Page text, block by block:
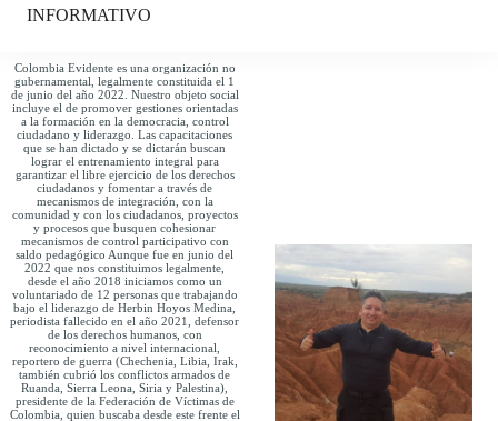
INFORMATIVO
Colombia Evidente es una organización no
gubernamental, legalmente constituida el 1
de junio del año 2022. Nuestro objeto social
incluye el de promover gestiones orientadas
a la formación en la democracia, control
ciudadano y liderazgo. Las capacitaciones
que se han dictado y se dictarán buscan
lograr el entrenamiento integral para
garantizar el libre ejercicio de los derechos
ciudadanos y fomentar a través de
mecanismos de integración, con la
comunidad y con los ciudadanos, proyectos
y procesos que busquen cohesionar
mecanismos de control participativo con
saldo pedagógico Aunque fue en junio del
2022 que nos constituimos legalmente,
desde el año 2018 iniciamos como un
voluntariado de 12 personas que trabajando
bajo el liderazgo de Herbin Hoyos Medina,
periodista fallecido en el año 2021, defensor
de los derechos humanos, con
reconocimiento a nivel internacional,
reportero de guerra (Chechenia, Libia, Irak,
también cubrió los conflictos armados de
Ruanda, Sierra Leona, Siria y Palestina),
presidente de la Federación de Víctimas de
Colombia, quien buscaba desde este frente el